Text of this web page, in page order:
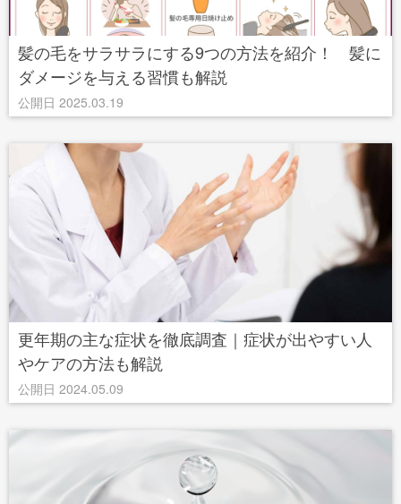
髪の毛をサラサラにする9つの方法を紹介！ 髪に
ダメージを与える習慣も解説
公開日 2025.03.19
更年期の主な症状を徹底調査｜症状が出やすい人
やケアの方法も解説
公開日 2024.05.09